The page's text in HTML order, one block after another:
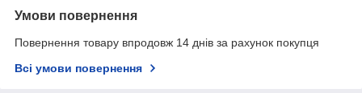
Умови повернення
Повернення товару впродовж 14 днів за рахунок покупця
Всі умови повернення